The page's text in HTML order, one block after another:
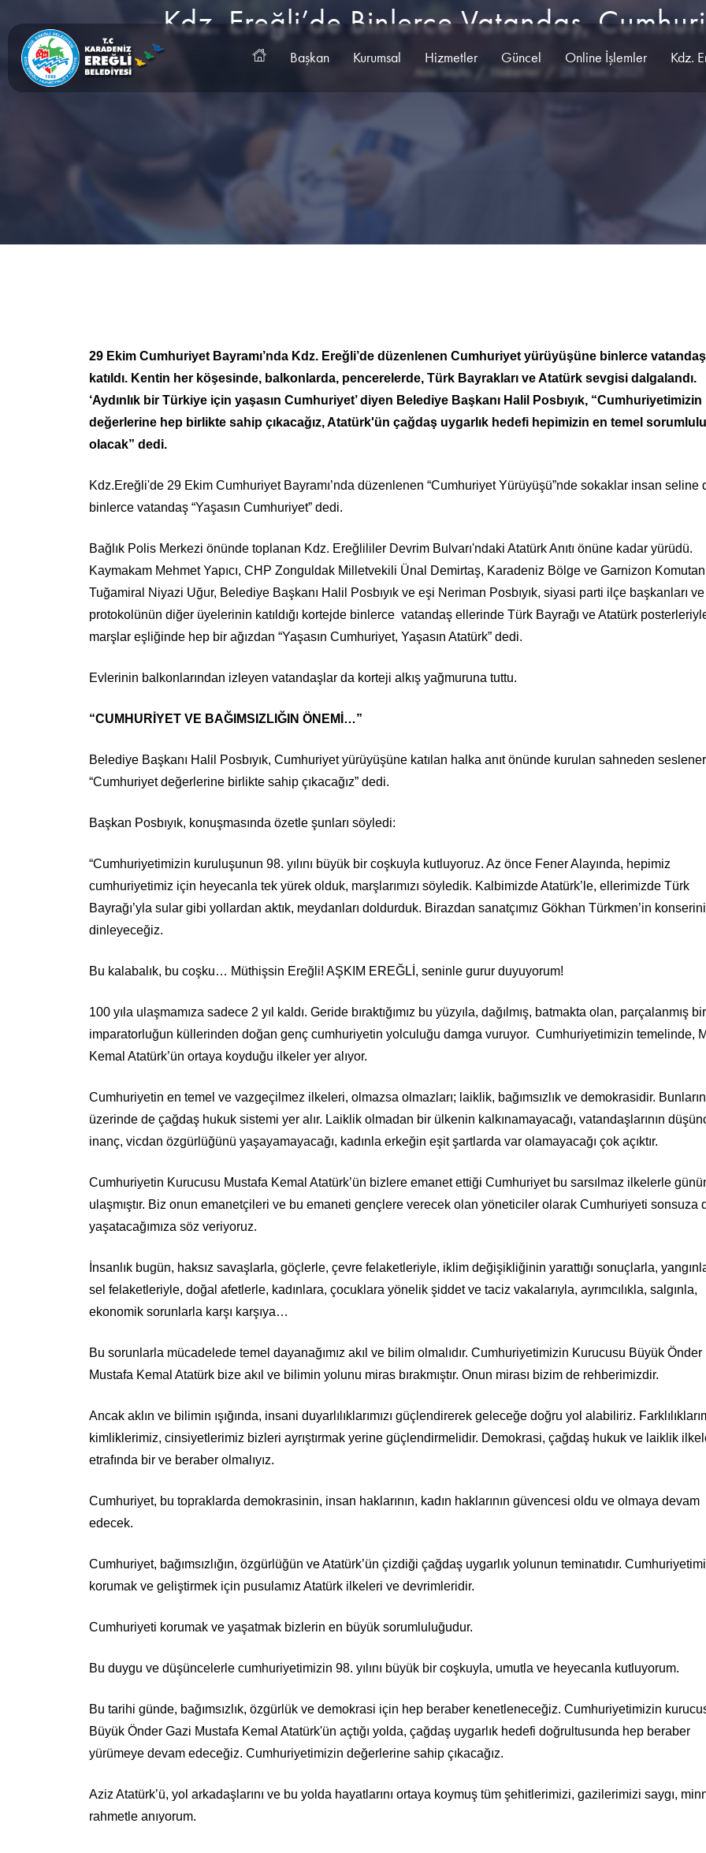
Başkan Kurumsal Hizmetler Güncel Online İşlemler Kdz.
Kdz. Ereğli’de Binlerce Vatandaş,
Ana Sayfa Haberler 28 Ekim 2021
29 Ekim Cumhuriyet Bayramı’nda Kdz. Ereğli’de düzenlenen Cumhuriyet yürüyüşüne binlerce vatandaş
katıldı. Kentin her köşesinde, balkonlarda, pencerelerde, Türk Bayrakları ve Atatürk sevgisi dalgalandı.
‘Aydınlık bir Türkiye için yaşasın Cumhuriyet’ diyen Belediye Başkanı Halil Posbıyık, “Cumhuriyetimizin
değerlerine hep birlikte sahip çıkacağız, Atatürk'ün çağdaş uygarlık hedefi hepimizin en temel
olacak” dedi.
Kdz.Ereğli'de 29 Ekim Cumhuriyet Bayramı’nda düzenlenen “Cumhuriyet Yürüyüşü”nde sokaklar insan seline
binlerce vatandaş “Yaşasın Cumhuriyet” dedi.
Bağlık Polis Merkezi önünde toplanan Kdz. Ereğlililer Devrim Bulvarı'ndaki Atatürk Anıtı önüne kadar yürüdü.
Kaymakam Mehmet Yapıcı, CHP Zonguldak Milletvekili Ünal Demirtaş, Karadeniz Bölge ve Garnizon
Tuğamiral Niyazi Uğur, Belediye Başkanı Halil Posbıyık ve eşi Neriman Posbıyık, siyasi parti ilçe başkanları
protokolünün diğer üyelerinin katıldığı kortejde binlerce vatandaş ellerinde Türk Bayrağı ve Atatürk
marşlar eşliğinde hep bir ağızdan “Yaşasın Cumhuriyet, Yaşasın Atatürk” dedi.
Evlerinin balkonlarından izleyen vatandaşlar da korteji alkış yağmuruna tuttu.
“CUMHURİYET VE BAĞIMSIZLIĞIN ÖNEMİ…”
Belediye Başkanı Halil Posbıyık, Cumhuriyet yürüyüşüne katılan halka anıt önünde kurulan sahneden
“Cumhuriyet değerlerine birlikte sahip çıkacağız” dedi.
Başkan Posbıyık, konuşmasında özetle şunları söyledi:
“Cumhuriyetimizin kuruluşunun 98. yılını büyük bir coşkuyla kutluyoruz. Az önce Fener Alayında, hepimiz
cumhuriyetimiz için heyecanla tek yürek olduk, marşlarımızı söyledik. Kalbimizde Atatürk’le, ellerimizde Türk
Bayrağı’yla sular gibi yollardan aktık, meydanları doldurduk. Birazdan sanatçımız Gökhan Türkmen’in konserini
dinleyeceğiz.
Bu kalabalık, bu coşku… Müthişsin Ereğli! AŞKIM EREĞLİ, seninle gurur duyuyorum!
100 yıla ulaşmamıza sadece 2 yıl kaldı. Geride bıraktığımız bu yüzyıla, dağılmış, batmakta olan, parçalanmış bir
imparatorluğun küllerinden doğan genç cumhuriyetin yolculuğu damga vuruyor. Cumhuriyetimizin temelinde,
Kemal Atatürk’ün ortaya koyduğu ilkeler yer alıyor.
Cumhuriyetin en temel ve vazgeçilmez ilkeleri, olmazsa olmazları; laiklik, bağımsızlık ve demokrasidir. Bunların
üzerinde de çağdaş hukuk sistemi yer alır. Laiklik olmadan bir ülkenin kalkınamayacağı, vatandaşlarının
inanç, vicdan özgürlüğünü yaşayamayacağı, kadınla erkeğin eşit şartlarda var olamayacağı çok açıktır.
Cumhuriyetin Kurucusu Mustafa Kemal Atatürk’ün bizlere emanet ettiği Cumhuriyet bu sarsılmaz ilkelerle
ulaşmıştır. Biz onun emanetçileri ve bu emaneti gençlere verecek olan yöneticiler olarak Cumhuriyeti sonsuza
yaşatacağımıza söz veriyoruz.
İnsanlık bugün, haksız savaşlarla, göçlerle, çevre felaketleriyle, iklim değişikliğinin yarattığı sonuçlarla,
sel felaketleriyle, doğal afetlerle, kadınlara, çocuklara yönelik şiddet ve taciz vakalarıyla, ayrımcılıkla, salgınla,
ekonomik sorunlarla karşı karşıya…
Bu sorunlarla mücadelede temel dayanağımız akıl ve bilim olmalıdır. Cumhuriyetimizin Kurucusu Büyük Önder
Mustafa Kemal Atatürk bize akıl ve bilimin yolunu miras bırakmıştır. Onun mirası bizim de rehberimizdir.
Ancak aklın ve bilimin ışığında, insani duyarlılıklarımızı güçlendirerek geleceğe doğru yol alabiliriz.
kimliklerimiz, cinsiyetlerimiz bizleri ayrıştırmak yerine güçlendirmelidir. Demokrasi, çağdaş hukuk ve laiklik
etrafında bir ve beraber olmalıyız.
Cumhuriyet, bu topraklarda demokrasinin, insan haklarının, kadın haklarının güvencesi oldu ve olmaya devam
edecek.
Cumhuriyet, bağımsızlığın, özgürlüğün ve Atatürk’ün çizdiği çağdaş uygarlık yolunun teminatıdır.
korumak ve geliştirmek için pusulamız Atatürk ilkeleri ve devrimleridir.
Cumhuriyeti korumak ve yaşatmak bizlerin en büyük sorumluluğudur.
Bu duygu ve düşüncelerle cumhuriyetimizin 98. yılını büyük bir coşkuyla, umutla ve heyecanla kutluyorum.
Bu tarihi günde, bağımsızlık, özgürlük ve demokrasi için hep beraber kenetleneceğiz. Cumhuriyetimizin
Büyük Önder Gazi Mustafa Kemal Atatürk'ün açtığı yolda, çağdaş uygarlık hedefi doğrultusunda hep beraber
yürümeye devam edeceğiz. Cumhuriyetimizin değerlerine sahip çıkacağız.
Aziz Atatürk’ü, yol arkadaşlarını ve bu yolda hayatlarını ortaya koymuş tüm şehitlerimizi, gazilerimizi saygı,
rahmetle anıyorum.